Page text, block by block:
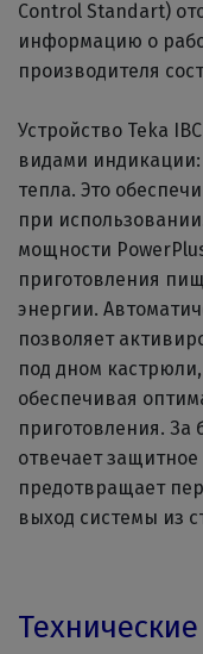
Control Standart)
информацию о
производителя
Устройство Teka
видами
тепла. Это
при
мощности
приготовления
энергии.
позволяет
под дном
обеспечивая
приготовления. За
отвечает
предотвращает
выход системы из